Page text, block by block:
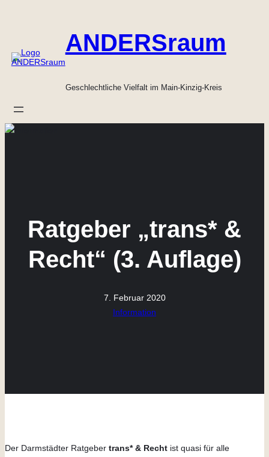
ANDERSraum
Geschlechtliche Vielfalt im Main-Kinzig-Kreis
Ratgeber „trans* &
Recht“ (3. Auflage)
7. Februar 2020
Information
Der Darmstädter Ratgeber trans* & Recht ist quasi für alle